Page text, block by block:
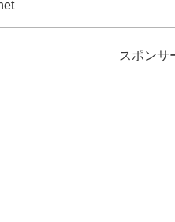
スポンサ